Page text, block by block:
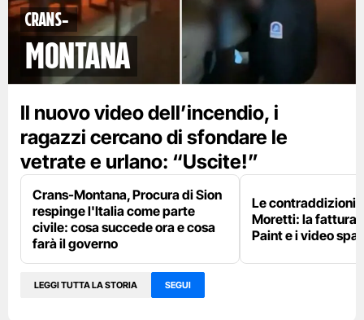
Crans-
Montana
Il nuovo video dell’incendio, i
ragazzi cercano di sfondare le
vetrate e urlano: “Uscite!”
Crans-Montana, Procura di Sion
respinge l'Italia come parte
civile: cosa succede ora e cosa
farà il governo
Le contraddizioni
Moretti: la fattura
Paint e i video
LEGGI TUTTA LA STORIA SEGUI